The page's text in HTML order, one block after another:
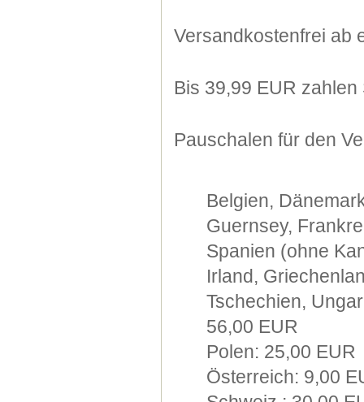
Versandkostenfrei ab
Bis 39,99 EUR
Pauschalen für den
Belgien,
Guernsey,
Spanien (ohne
Irland,
Tschechien,
56,00 EUR
Polen: 25,00 EUR
Österreich: 9,00